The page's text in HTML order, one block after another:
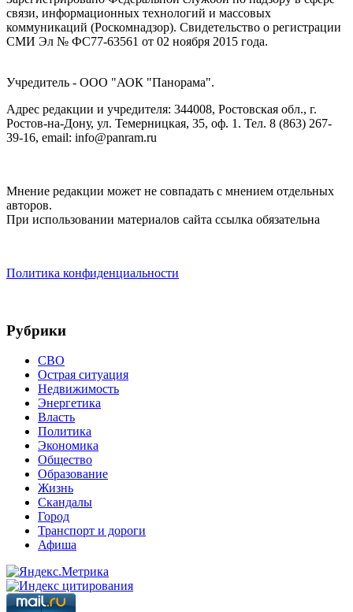
связи, информационных технологий и массовых
коммуникаций (Роскомнадзор). Cвидетельство о регистрации
СМИ Эл № ФС77-63561 от 02 ноября 2015 года.
Учредитель - ООО "АОК "Панорама".
Адрес редакции и учредителя: 344008, Ростовская обл., г.
Ростов-на-Дону, ул. Темерницкая, 35, оф. 1. Тел. 8 (863) 267-
39-16, email: info@panram.ru
Мнение редакции может не совпадать с мнением отдельных
авторов.
При использовании материалов сайта ссылка обязательна
Политика конфиденциальности
Рубрики
СВО
Острая ситуация
Недвижимость
Энергетика
Власть
Политика
Экономика
Общество
Образование
Жизнь
Скандалы
Город
Транспорт и дороги
Афиша